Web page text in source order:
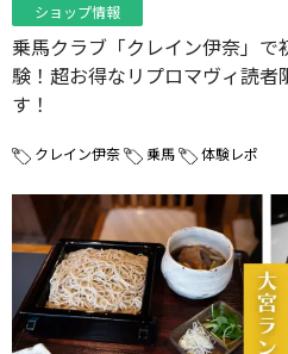
ショップ情報
乗馬クラブ「クレイン伊奈」
験！超お得なリプロマヴィ読者
す！
クレイン伊奈 乗馬 体験レポ